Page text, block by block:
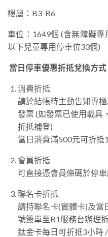
樓層：B3-B6
車位：1649個 (含無障礙
以下兒童專用停車位33個)
當日停車優惠折抵兌換方式
消費折抵
請於結帳時主動告知專
發票 (如發票已使用載具
折抵補登)
當日消費滿500元可折抵
會員折抵
可直接憑會員條碼於停
聯名卡折抵
請持聯名卡(實體卡)及當
號簽單至B1服務台辦理
鈦金卡每日可折抵3小時